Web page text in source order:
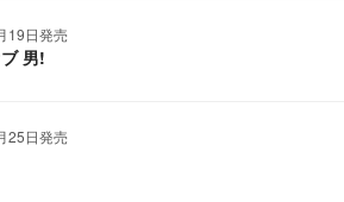
19日発売
男!
25日発売